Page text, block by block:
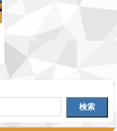
検索